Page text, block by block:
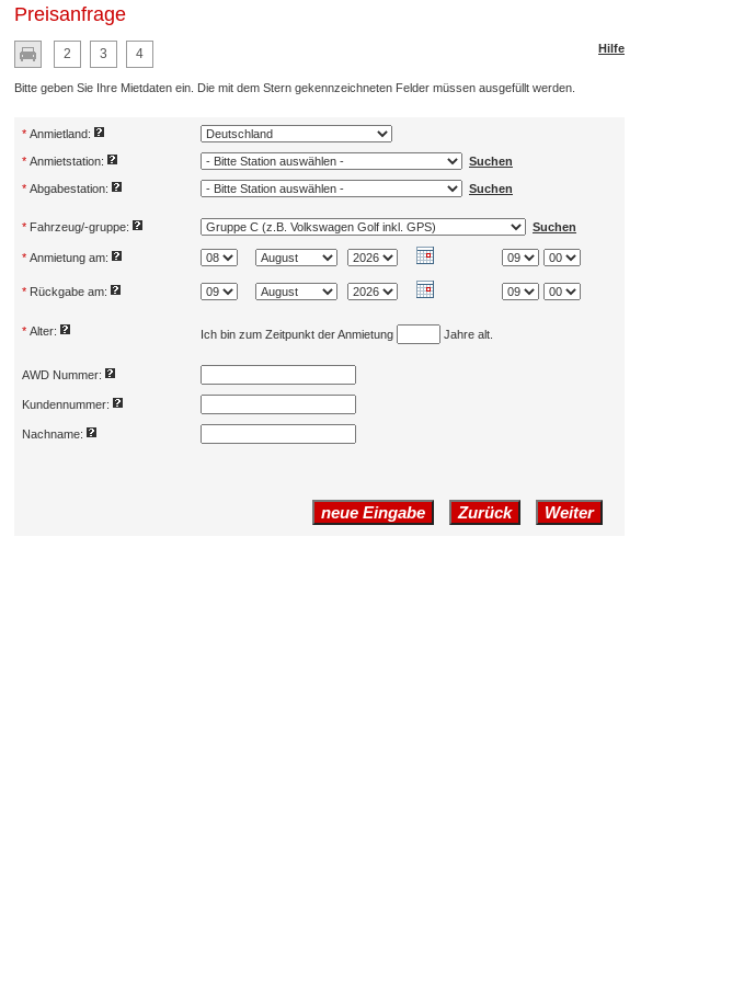
Preisanfrage
2 3 4 Hilfe
Bitte geben Sie Ihre Mietdaten ein. Die mit dem Stern gekennzeichneten Felder müssen ausgefüllt werden.
* Anmietland:
* Anmietstation: Suchen
* Abgabestation: Suchen
* Fahrzeug/-gruppe: Suchen
* Anmietung am:
* Rückgabe am:
* Alter: Ich bin zum Zeitpunkt der Anmietung Jahre alt.
AWD Nummer:
Kundennummer:
Nachname: